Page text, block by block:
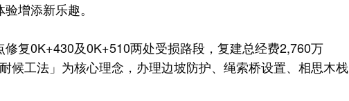
增添新乐趣。
复0K+430及0K+510两处受损路段，复建总经费2,760万
候工法」为核心理念，办理边坡防护、绳索桥设置、相思木栈